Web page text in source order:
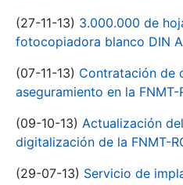
(27-11-13) 3.000.000 de
fotocopiadora blanco DIN
(07-11-13) Contratación de
aseguramiento en la FNMT-
(09-10-13) Actualización
digitalización de la FNMT-
(29-07-13) Servicio de